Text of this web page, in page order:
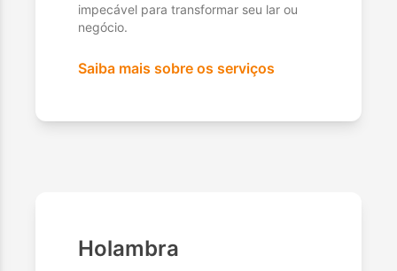
impecável para transformar seu lar ou
negócio.
Saiba mais sobre os serviços
Holambra